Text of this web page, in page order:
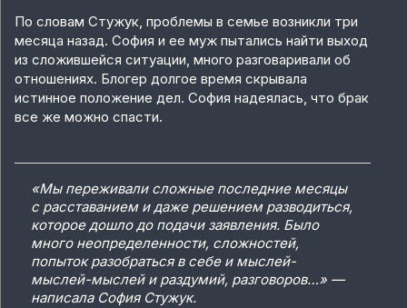
По словам Стужук, проблемы в семье возникли три
месяца назад. София и ее муж пытались найти выход
из сложившейся ситуации, много разговаривали об
отношениях. Блогер долгое время скрывала
истинное положение дел. София надеялась, что брак
все же можно спасти.
«Мы переживали сложные последние месяцы
с расставанием и даже решением разводиться,
которое дошло до подачи заявления. Было
много неопределенности, сложностей,
попыток разобраться в себе и мыслей-
мыслей-мыслей и раздумий, разговоров…» —
написала София Стужук.